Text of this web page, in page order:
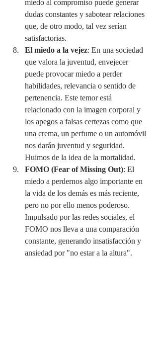
miedo al compromiso puede generar
dudas constantes y sabotear relaciones
que, de otro modo, tal vez serían
satisfactorias.
El miedo a la vejez: En una sociedad
que valora la juventud, envejecer
puede provocar miedo a perder
habilidades, relevancia o sentido de
pertenencia. Este temor está
relacionado con la imagen corporal y
los apegos a falsas certezas como que
una crema, un perfume o un automóvil
nos darán juventud y seguridad.
Huimos de la idea de la mortalidad.
FOMO (Fear of Missing Out): El
miedo a perdernos algo importante en
la vida de los demás es más reciente,
pero no por ello menos poderoso.
Impulsado por las redes sociales, el
FOMO nos lleva a una comparación
constante, generando insatisfacción y
ansiedad por "no estar a la altura".